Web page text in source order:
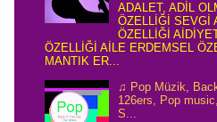
ADALET, ADİL
ÖZELLİĞİ SEVGİ
ÖZELLİĞİ
ÖZELLİĞİ AİLE ERDEMSEL
MANTIK ER...
♫ Pop Müzik,
126ers, Pop
S...